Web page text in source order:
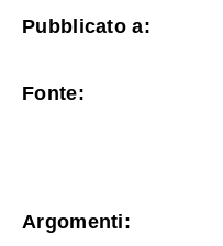
Pubblicato a:
Fonte:
Argomenti: